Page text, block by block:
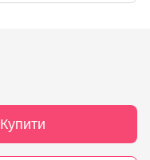
Купити